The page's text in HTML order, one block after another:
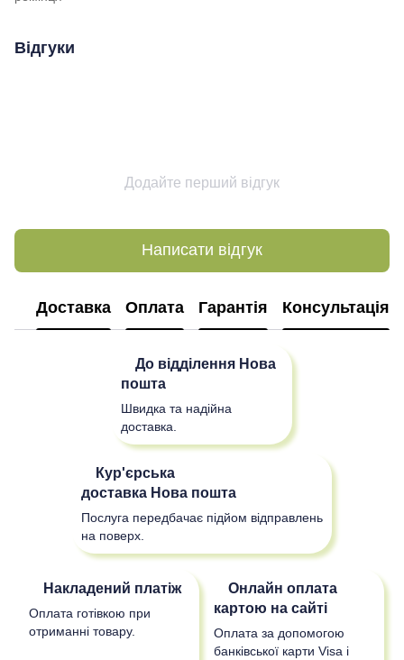
Відгуки
Додайте перший відгук
Написати відгук
Доставка Оплата Гарантія Консультація
До відділення Нова
пошта
Швидка та надійна
доставка.
Кур'єрська
доставка Нова пошта
Послуга передбачає підйом відправлень
на поверх.
Накладений платіж
Оплата готівкою при
отриманні товару.
Онлайн оплата
картою на сайті
Оплата за допомогою
банківської карти Visa і